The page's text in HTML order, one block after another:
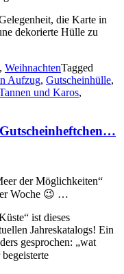
die Karte in
dekorierte Hülle zu
, WeihnachtenTagged
Aufzug, Gutscheinhülle,
und Karos,
der Möglichkeiten“
Woche 😉 …
ist dieses
Jahreskatalogs! Ein
gesprochen: „wat